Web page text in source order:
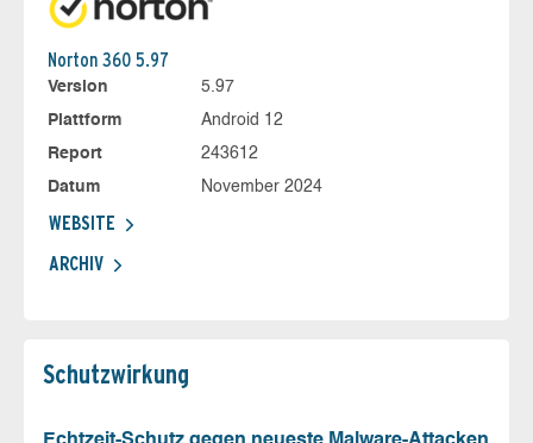
Norton 360 5.97
Version
5.97
Plattform
Android 12
Report
243612
Datum
November 2024
WEBSITE
ARCHIV
Schutz­wirkung